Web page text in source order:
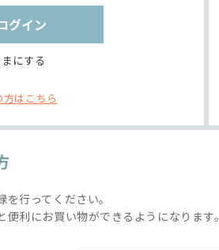
にする
はこちら
行ってください。
利にお買い物ができるようになります。